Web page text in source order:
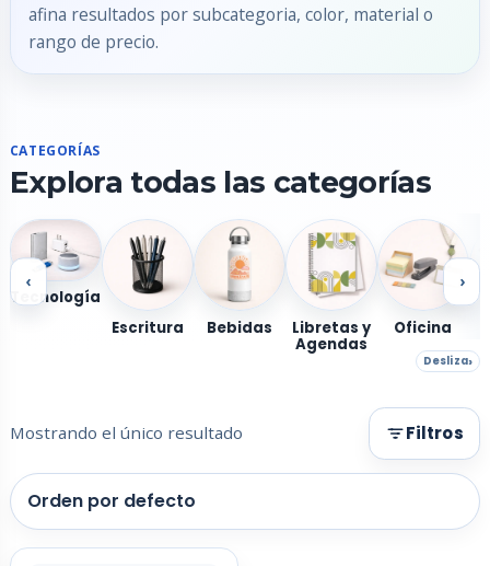
afina resultados por subcategoria, color, material o
rango de precio.
CATEGORÍAS
Explora todas las categorías
‹
Tecnología
Escritura
Bebidas Libretas y
Agendas
Oficina
›
Desliza
Mostrando el único resultado Filtros